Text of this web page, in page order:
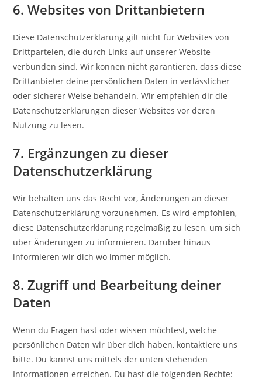
6. Websites von Drittanbietern
Diese Datenschutzerklärung gilt nicht für Websites von
Drittparteien, die durch Links auf unserer Website
verbunden sind. Wir können nicht garantieren, dass diese
Drittanbieter deine persönlichen Daten in verlässlicher
oder sicherer Weise behandeln. Wir empfehlen dir die
Datenschutzerklärungen dieser Websites vor deren
Nutzung zu lesen.
7. Ergänzungen zu dieser
Datenschutzerklärung
Wir behalten uns das Recht vor, Änderungen an dieser
Datenschutzerklärung vorzunehmen. Es wird empfohlen,
diese Datenschutzerklärung regelmäßig zu lesen, um sich
über Änderungen zu informieren. Darüber hinaus
informieren wir dich wo immer möglich.
8. Zugriff und Bearbeitung deiner
Daten
Wenn du Fragen hast oder wissen möchtest, welche
persönlichen Daten wir über dich haben, kontaktiere uns
bitte. Du kannst uns mittels der unten stehenden
Informationen erreichen. Du hast die folgenden Rechte: